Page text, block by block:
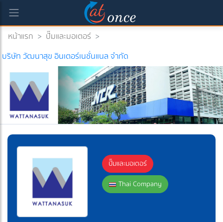
หน้าแรก > ปั๊มและมอเตอร์ >
บริษัท วัฒนาสุข อินเตอร์เนชั่นแนล จำกัด
ปั๊มและมอเตอร์
Thai Company